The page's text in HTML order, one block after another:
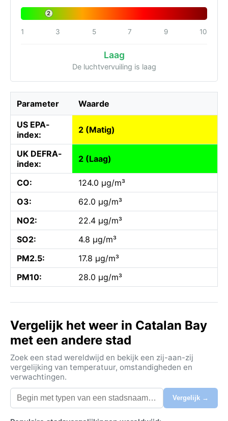
2
1 3 5 7 9 10
Laag
De luchtvervuiling is laag
Parameter Waarde
US EPA-
index:
2 (Matig)
UK DEFRA-
index:
2 (Laag)
CO:
124.0 µg/m³
O3:
62.0 µg/m³
NO2:
22.4 µg/m³
SO2:
4.8 µg/m³
PM2.5:
17.8 µg/m³
PM10:
28.0 µg/m³
Vergelijk het weer in Catalan Bay
met een andere stad
Zoek een stad wereldwijd en bekijk een zij-aan-zij
vergelijking van temperatuur, omstandigheden en
verwachtingen.
Vergelijk →